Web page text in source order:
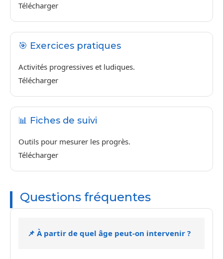
Télécharger
🎯 Exercices pratiques
Activités progressives et ludiques.
Télécharger
📊 Fiches de suivi
Outils pour mesurer les progrès.
Télécharger
Questions fréquentes
📌 À partir de quel âge peut-on intervenir ?